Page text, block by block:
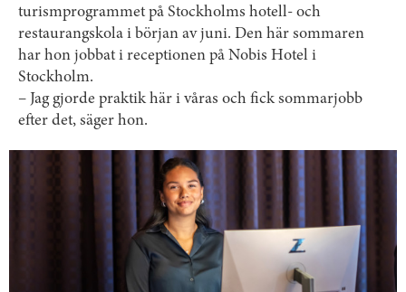
turismprogrammet på Stockholms hotell- och
restaurangskola i början av juni. Den här sommaren
har hon jobbat i receptionen på Nobis Hotel i
Stockholm.
– Jag gjorde praktik här i våras och fick sommarjobb
efter det, säger hon.